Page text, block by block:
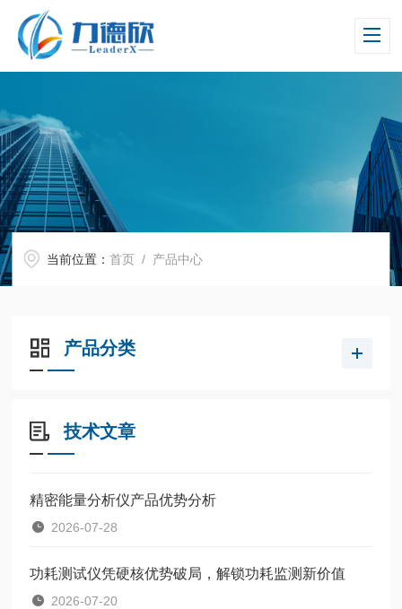
当前位置：首页 / 产品中心
产品分类
技术文章
精密能量分析仪产品优势分析
2026-07-28
功耗测试仪凭硬核优势破局，解锁功耗监测新价值
2026-07-20